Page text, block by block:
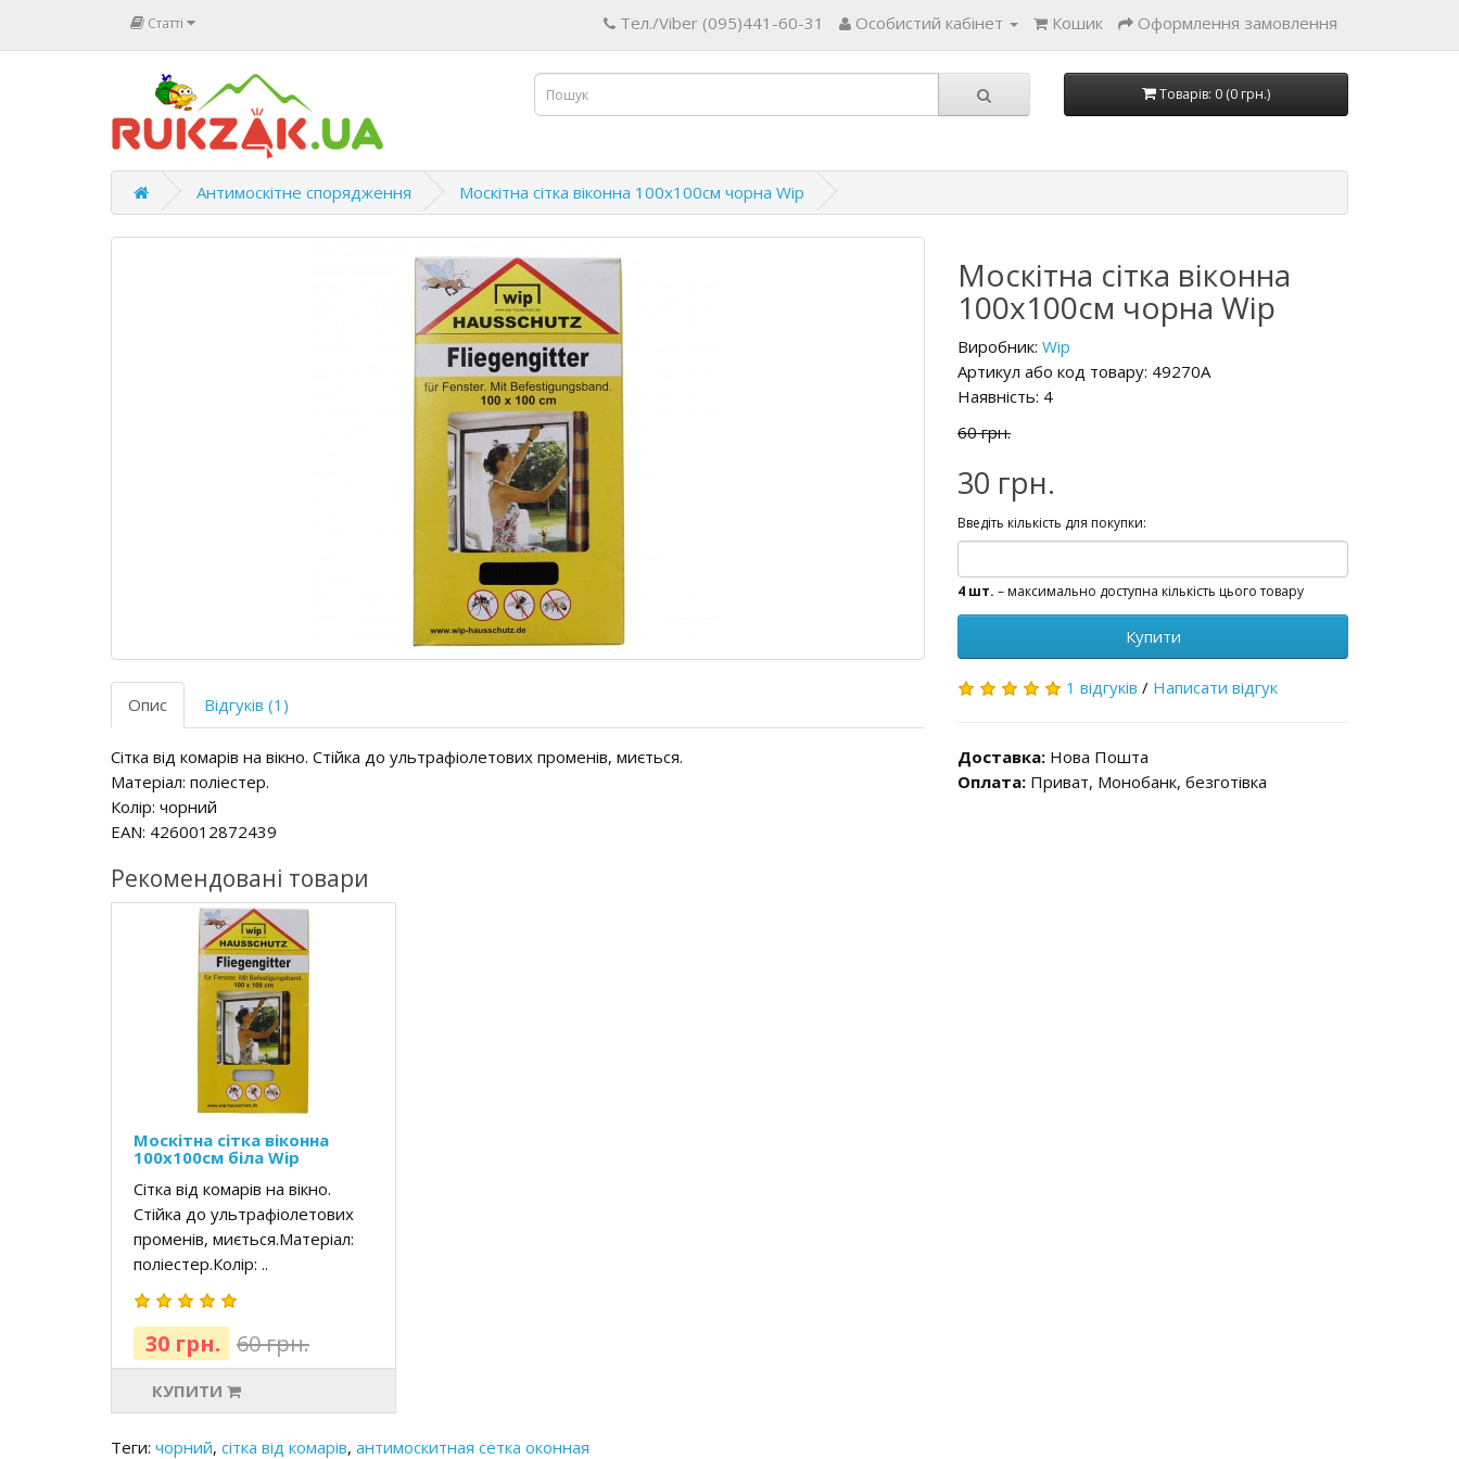
Статті Тел./Viber (095)441-60-31 Особистий кабінет Кошик Оформлення замовлення
Товарів: 0 (0 грн.)
Антимоскітне спорядження Москітна сітка віконна 100х100см чорна Wip
Опис Відгуків (1)
Сітка від комарів на вікно. Стійка до ультрафіолетових променів, миється.
Матеріал: поліестер.
Колір: чорний
EAN: 4260012872439
Москітна сітка віконна
100х100см чорна Wip
Виробник: Wip
Артикул або код товару: 49270A
Наявність: 4
60 грн.
30 грн.
Введіть кількість для покупки:
4 шт. – максимально доступна кількість цього товару
Купити
1 відгуків / Написати відгук
Доставка: Нова Пошта
Оплата: Приват, Монобанк, безготівка
Рекомендовані товари
Москітна сітка віконна
100х100см біла Wip
Сітка від комарів на вікно.
Стійка до ультрафіолетових
променів, миється.Матеріал:
поліестер.Колір: ..
30 грн. 60 грн.
КУПИТИ
Теги: чорний, сітка від комарів, антимоскитная сетка оконная